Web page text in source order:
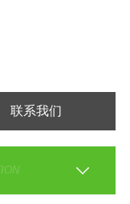
联系我们